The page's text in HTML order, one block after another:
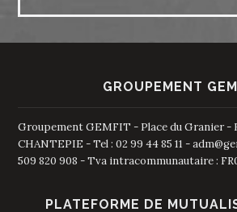
GROUPEMENT
Groupement GEMFIT - Place du Granier -
CHANTEPIE - Tel : 02 99 44 85 11 -
509 820 908 - Tva intracommunautaire :
PLATEFORME DE